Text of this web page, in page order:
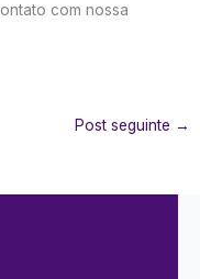
com nossa
Post seguinte →